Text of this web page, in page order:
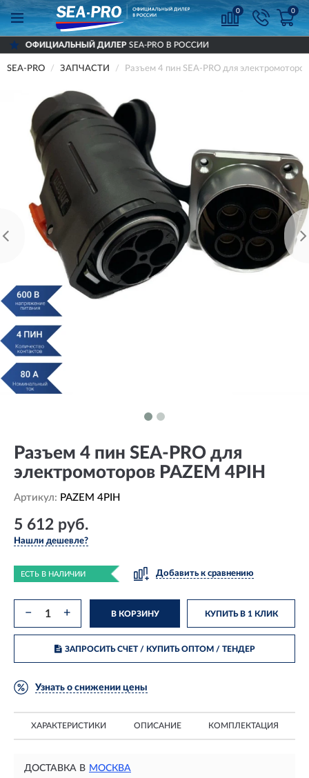
0 0
SEA-PRO В РОССИИ
SEA-PRO ЗАПЧАСТИ Разъем 4 пин SEA-PRO для электромоторов
Разъем 4 пин SEA-PRO для
электромоторов PAZEM 4PIH
Артикул: PAZEM 4PIH
5 612 руб.
Нашли дешевле?
ЕСТЬ В НАЛИЧИИ Добавить к сравнению
− + В КОРЗИНУ КУПИТЬ В 1 КЛИК
ЗАПРОСИТЬ СЧЕТ / КУПИТЬ ОПТОМ/ ТЕНДЕР
Узнать о снижении цены
ХАРАКТЕРИСТИКИ ОПИСАНИЕ КОМПЛЕКТАЦИЯ
ДОСТАВКА В МОСКВА